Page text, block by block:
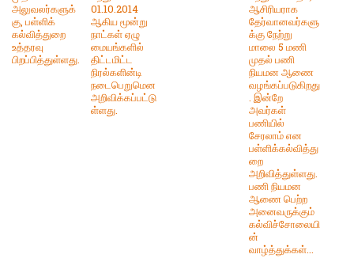
அலுவலர்களுக்
கு, பள்ளிக்
கல்வித்துறை
உத்தரவு
பிறப்பித்துள்ளது.
01.10.2014
ஆகிய மூன்று
நாட்கள் ஏழு
மையங்களில்
திட்டமிட்ட
நிரல்களின்டி
நடைபெறுமென
அறிவிக்கப்பட்டு
ள்ளது.
ஆசிரியராக
தேர்வானவர்களு
க்கு நேற்று
மாலை 5 மணி
முதல் பணி
நியமன ஆணை
வழங்கப்படுகிறது
. இன்றே
அவர்கள்
பணியில்
சேரலாம் என
பள்ளிக்கல்வித்து
றை
அறிவித்துள்ளது.
பணி நியமன
ஆணை பெற்ற
அனைவருக்கும்
கல்விச்சோலையி
ன்
வாழ்த்துக்கள்...